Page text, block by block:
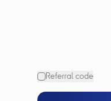
Referral code